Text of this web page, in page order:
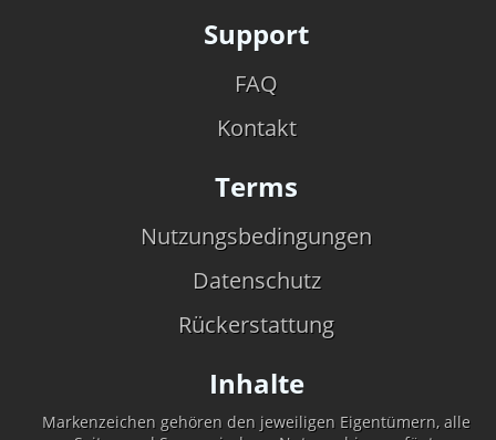
Support
FAQ
Kontakt
Terms
Nutzungsbedingungen
Datenschutz
Rückerstattung
Inhalte
Markenzeichen gehören den jeweiligen Eigentümern, alle